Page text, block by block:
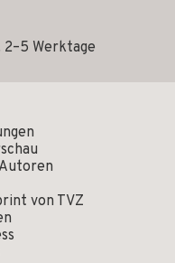
Werktage
von TVZ